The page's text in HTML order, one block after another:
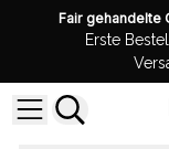
Fair gehandelte
Erste